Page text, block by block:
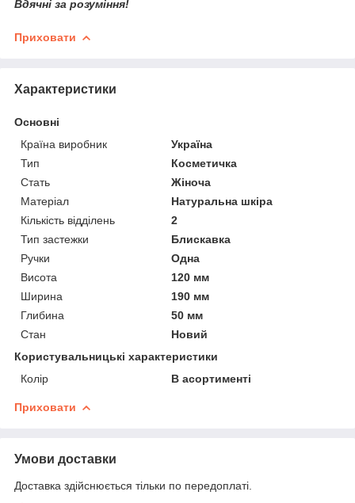
Вдячні за розуміння!
Приховати
Характеристики
Основні
Країна виробник
Україна
Тип
Косметичка
Стать
Жіноча
Матеріал
Натуральна шкіра
Кількість відділень
2
Тип застежки
Блискавка
Ручки
Одна
Висота
120 мм
Ширина
190 мм
Глибина
50 мм
Стан
Новий
Користувальницькі характеристики
Колір
В асортименті
Приховати
Умови доставки
Доставка здійснюється тільки по передоплаті.